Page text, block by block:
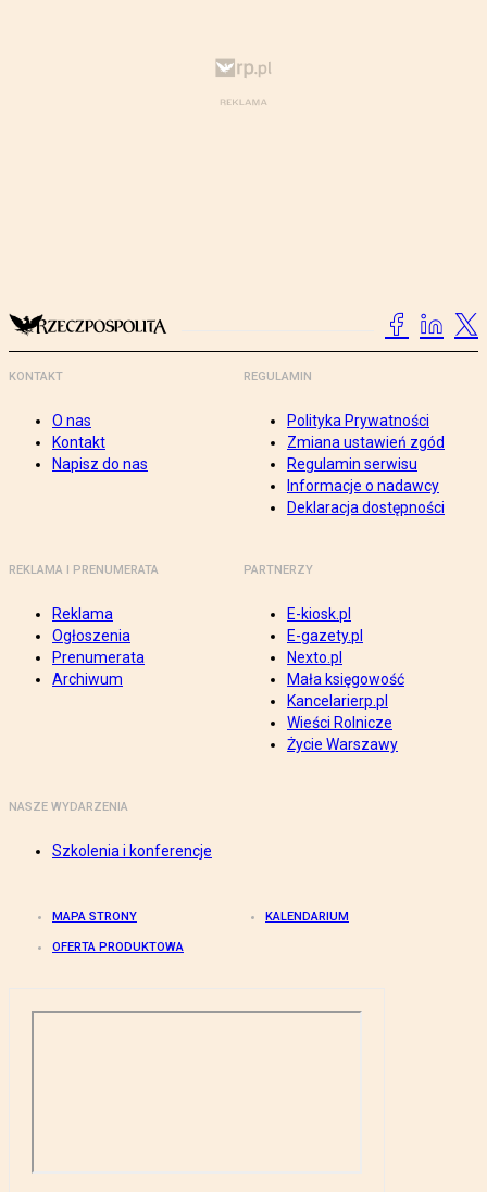
KONTAKT
O nas
Kontakt
Napisz do nas
REGULAMIN
Polityka Prywatności
Zmiana ustawień zgód
Regulamin serwisu
Informacje o nadawcy
Deklaracja dostępności
REKLAMA I PRENUMERATA
Reklama
Ogłoszenia
Prenumerata
Archiwum
PARTNERZY
E-kiosk.pl
E-gazety.pl
Nexto.pl
Mała księgowość
Kancelarierp.pl
Wieści Rolnicze
Życie Warszawy
NASZE WYDARZENIA
Szkolenia i konferencje
MAPA STRONY KALENDARIUM
OFERTA PRODUKTOWA